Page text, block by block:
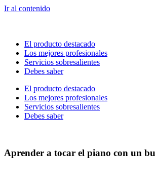
Ir al contenido
El producto destacado
Los mejores profesionales
Servicios sobresalientes
Debes saber
El producto destacado
Los mejores profesionales
Servicios sobresalientes
Debes saber
Aprender a tocar el piano con un